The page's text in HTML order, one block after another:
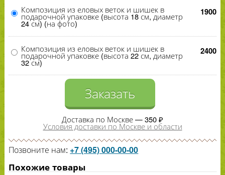
Композиция из еловых веток и шишек в
подарочной упаковке (высота 18 см, диаметр
24 см) (на фото)
1900
Композиция из еловых веток и шишек в
подарочной упаковке (высота 22 см, диаметр
32 см)
2400
Заказать
Доставка по Москве — 350 ₽
Условия доставки по Москве и области
Позвоните нам: +7 (495) 000-00-00
Похожие товары